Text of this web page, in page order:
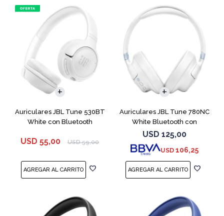
Auriculares JBL Tune 530BT
White con Bluetooth
USD 55,00 USD 59,00
Auriculares JBL Tune 780NC
White Bluetooth con
Micrófono
USD 125,00
USD 106,25